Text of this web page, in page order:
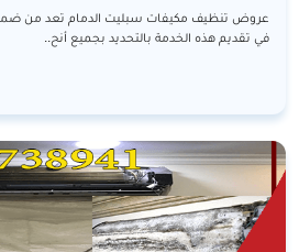
عروض تنظيف مكيفات سبليت الدمام تعد من
في تقديم هذه الخدمة بالتحديد بجميع أنح..